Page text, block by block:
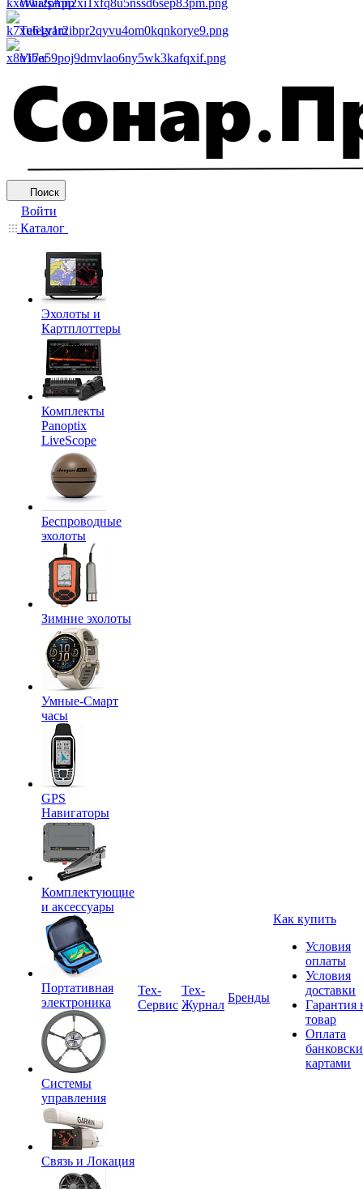
WhatsApp
Telegram
Viber
Поиск
Войти
Каталог
Эхолоты и
Картплоттеры
Комплекты
Panoptix
LiveScope
Беспроводные
эхолоты
Зимние эхолоты
Умные-Смарт
часы
GPS
Навигаторы
Комплектующие
и аксессуары
Портативная
электроника
Системы
управления
Связь и Локация
Tex-
Сервис
Тех-
Журнал
Бренды
Как купить
Условия
оплаты
Условия
доставки
Гарантия
товар
Оплата
картами